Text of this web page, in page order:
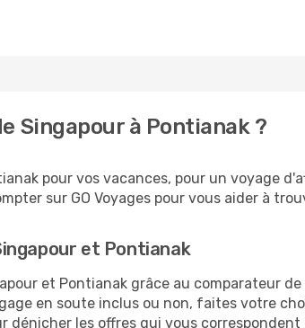
Singapour à Pontianak ?
pour vos vacances, pour un voyage
sur GO Voyages pour vous aider à
et Pontianak
et Pontianak grâce au comparateur
en soute inclus ou non, faites votre
dénicher les offres qui vous